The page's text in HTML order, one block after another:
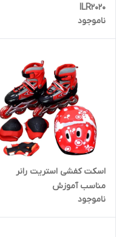
ILR2020
ناموجود
اسکت کفشی استریت رانر
مناسب آموزش
ناموجود